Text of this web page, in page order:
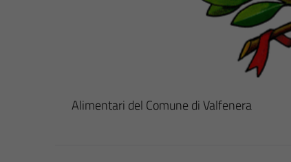
Alimentari del Comune di Valfenera